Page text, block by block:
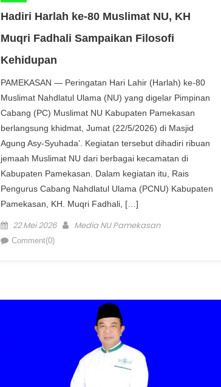
Hadiri Harlah ke-80 Muslimat NU, KH
Muqri Fadhali Sampaikan Filosofi
Kehidupan
PAMEKASAN — Peringatan Hari Lahir (Harlah) ke-80
Muslimat Nahdlatul Ulama (NU) yang digelar Pimpinan
Cabang (PC) Muslimat NU Kabupaten Pamekasan
berlangsung khidmat, Jumat (22/5/2026) di Masjid
Agung Asy-Syuhada’. Kegiatan tersebut dihadiri ribuan
jemaah Muslimat NU dari berbagai kecamatan di
Kabupaten Pamekasan. Dalam kegiatan itu, Rais
Pengurus Cabang Nahdlatul Ulama (PCNU) Kabupaten
Pamekasan, KH. Muqri Fadhali, […]
Posted on
22 Mei 2026 Author
Media NU Pamekasan
Comment(0)